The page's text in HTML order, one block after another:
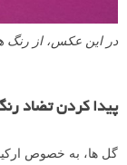
در این عکس، از رنگ
پیدا کردن تضاد
گل ها، به خصوص